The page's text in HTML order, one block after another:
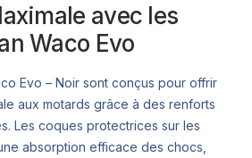
avec les
Waco Evo
Evo – Noir sont conçus pour offrir
aux motards grâce à des renforts
Les coques protectrices sur les
absorption efficace des chocs,